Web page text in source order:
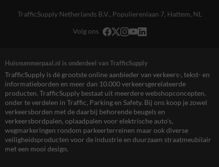
TrafficSupply Netherlands B.V., Populierenlaan 7, Hattem, NL
Volg ons
Huisnummerpaal.nl is onderdeel van TrafficSupply
TrafficSupply is dé grootste online aanbieder van verkeers-, tekst- en
informatieborden en meer dan 10.000 verkeersgerelateerde
producten. TrafficSupply bestaat uit meerdere webshopconcepten,
onder te verdelen in Traffic, Parking en Safety. Bij ons koop je zowel
verkeersborden met de daarbij behorende beugels en
verkeersbordpalen, oplaadpalen voor elektrische auto’s,
wegmarkeringen rondom parkeerterreinen maar ook diverse
veiligheidsproducten voor de industrie en duurzaam straatmeubilair
met een mooi design.